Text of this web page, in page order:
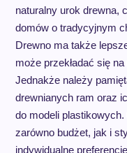
naturalny urok drewna,
domów o tradycyjnym
Drewno ma także
może przekładać się
Jednakże należy
drewnianych ram oraz
do modeli
zarówno budżet, jak i
indywidualne